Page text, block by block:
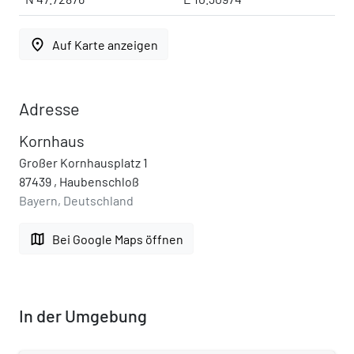
place Auf Karte anzeigen
Adresse
Kornhaus
Großer Kornhausplatz 1
87439 , Haubenschloß
Bayern, Deutschland
map Bei Google Maps öffnen
In der Umgebung